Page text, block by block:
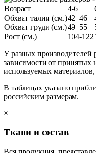
Возраст 4-6
Обхват талии (см.)42–46
Обхват груди (см.)49–55
Рост (см.)
104-122
У разных производителей
зависимости от принятых
используемых
В таблицах указано
российским размерам.
×
Ткани и состав
Вся продукция,